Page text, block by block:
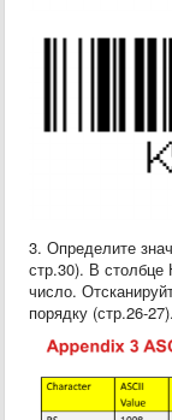
3. Определите
стр.30). В столбце
число.
порядку (стр.26-27).